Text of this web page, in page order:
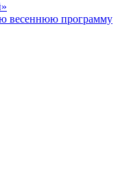
весеннюю программу